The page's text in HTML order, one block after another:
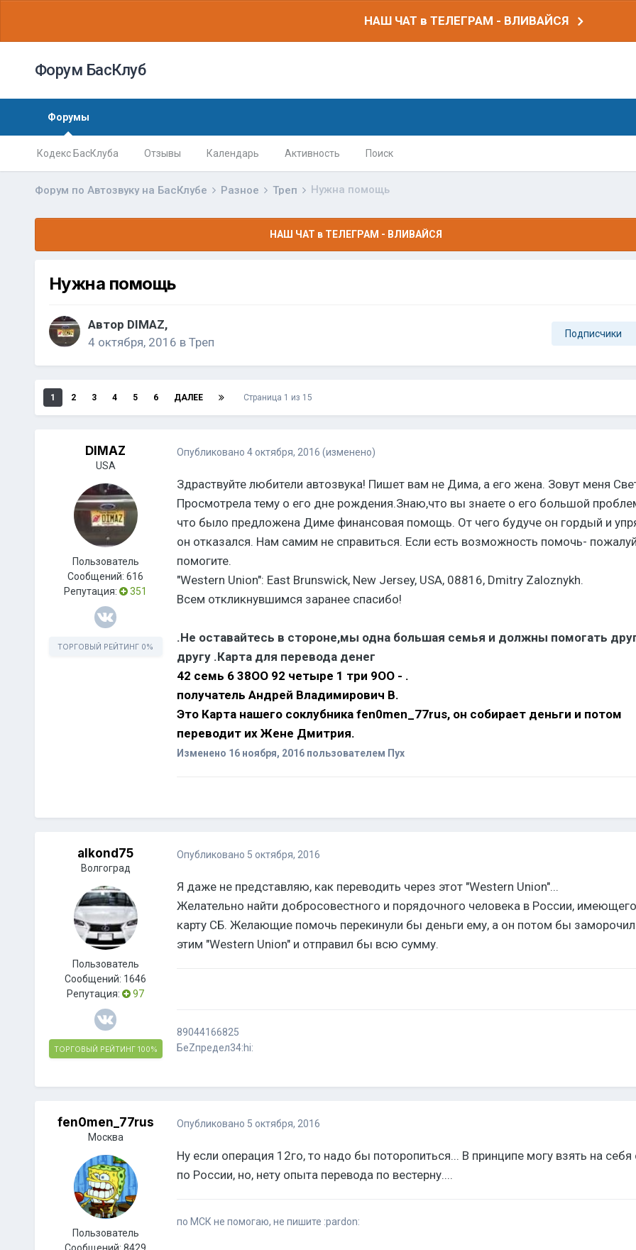
НАШ ЧАТ в ТЕЛЕГРАМ - ВЛИВАЙСЯ
Форум БасКлуб
Форумы
Кодекс БасКлуба Отзывы Календарь Активность Поиск
Форум по Автозвуку на БасКлубе Разное Треп Нужна помощь
НАШ ЧАТ в ТЕЛЕГРАМ - ВЛИВАЙСЯ
Нужна помощь
Автор DIMAZ,
4 октября, 2016 в Треп
Подписчики
1 2 3 4 5 6 ДАЛЕЕ Страница 1 из 15
DIMAZ
USA
Пользователь
Сообщений:616
Репутация:
351
ТОРГОВЫЙ РЕЙТИНГ 0%
Опубликовано 4 октября, 2016 (изменено)
Здраствуйте любители автозвука! Пишет вам не Дима, а его жена. Зовут меня
Просмотрела тему о его дне рождения.Знаю,что вы знаете о его большой
что было предложена Диме финансовая помощь. От чего будуче он гордый и
он отказался. Нам самим не справиться. Если есть возможность помочь-
помогите.
"Western Union": East Brunswick, New Jersey, USA, 08816, Dmitry Zaloznykh.
Всем откликнувшимся заранее спасибо!
.Не оставайтесь в стороне,мы одна большая семья и должны помогать
другу .Карта для перевода денег
42 семь 6 38ОО 92 четыре 1 три 9ОО - .
получатель Андрей Владимирович В.
Это Карта нашего соклубника fen0men_77rus, он собирает деньги и потом
переводит их Жене Дмитрия.
Изменено 16 ноября, 2016пользователем Пух
alkond75
Волгоград
Пользователь
Сообщений: 1646
Репутация:
97
ТОРГОВЫЙ РЕЙТИНГ 100%
Опубликовано 5 октября, 2016
Я даже не представляю, как переводить через этот "Western Union"...
Желательно найти добросовестного и порядочного человека в России, имеющего
карту СБ. Желающие помочь перекинули бы деньги ему, а он потом бы
этим "Western Union" и отправил бы всю сумму.
89044166825
БеZпредел34:hi:
fen0men_77rus
Москва
Пользователь
Опубликовано 5 октября, 2016
Ну если операция 12го, то надо бы поторопиться... В принципе могу взять на себя
по России, но, нету опыта перевода по вестерну....
по МСК не помогаю, не пишите :pardon: